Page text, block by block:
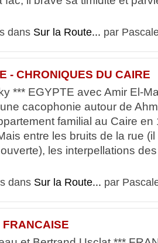
dans Sur la Route... par
- CHRONIQUES DU CAIRE
*** EGYPTE avec Amir El-
cacophonie autour de
familial au Caire en
entre les bruits de la rue
les interpellations
dans Sur la Route... par
FRANCAISE